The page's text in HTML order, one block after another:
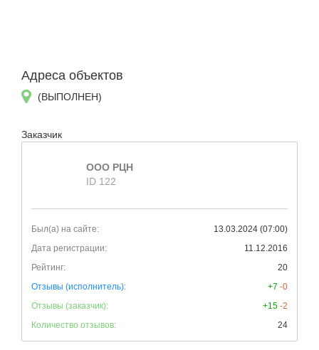
Адреса объектов
(ВЫПОЛНЕН)
Заказчик
ООО РЦН
ID 122
Был(а) на сайте:
13.03.2024 (07:00)
Дата регистрации:
11.12.2016
Рейтинг:
20
Отзывы (исполнитель):
+7 -0
Отзывы (заказчик):
+15 -2
Количество отзывов:
24